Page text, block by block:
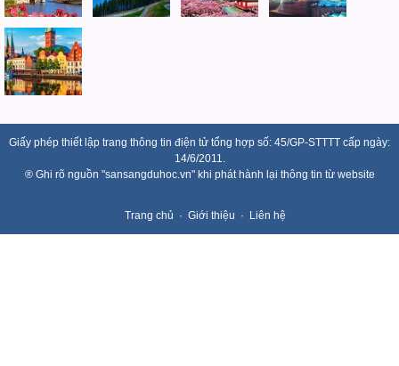
Giấy phép thiết lập trang thông tin điện tử tổng hợp số: 45/GP-STTTT cấp ngày:
14/6/2011.
® Ghi rõ nguồn "sansangduhoc.vn" khi phát hành lại thông tin từ website
Trang chủ Giới thiệu Liên hệ